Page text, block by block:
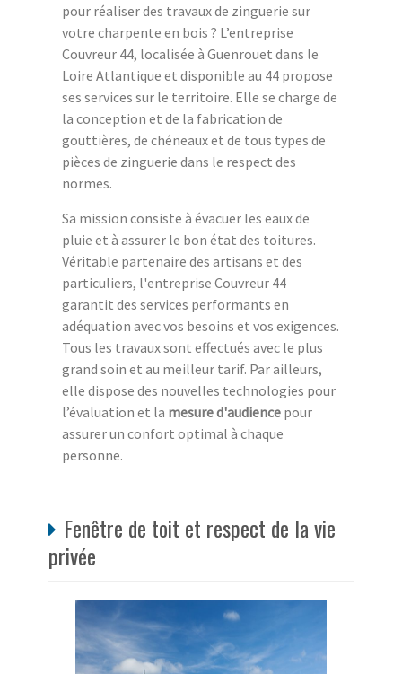
pour réaliser des travaux de zinguerie sur
votre charpente en bois ? L’entreprise
Couvreur 44, localisée à Guenrouet dans le
Loire Atlantique et disponible au 44 propose
ses services sur le territoire. Elle se charge de
la conception et de la fabrication de
gouttières, de chéneaux et de tous types de
pièces de zinguerie dans le respect des
normes.
Sa mission consiste à évacuer les eaux de
pluie et à assurer le bon état des toitures.
Véritable partenaire des artisans et des
particuliers, l'entreprise Couvreur 44
garantit des services performants en
adéquation avec vos besoins et vos exigences.
Tous les travaux sont effectués avec le plus
grand soin et au meilleur tarif. Par ailleurs,
elle dispose des nouvelles technologies pour
l’évaluation et la mesure d'audience pour
assurer un confort optimal à chaque
personne.
Fenêtre de toit et respect de la vie
privée